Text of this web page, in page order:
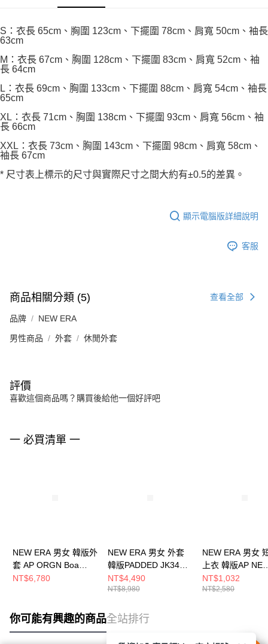
S：衣長 65cm、胸圍 123cm、下擺圍 78cm、肩寬 50cm、袖長
63cm
M：衣長 67cm、胸圍 128cm、下擺圍 83cm、肩寬 52cm、袖
長 64cm
L：衣長 69cm、胸圍 133cm、下擺圍 88cm、肩寬 54cm、袖長
65cm
XL：衣長 71cm、胸圍 138cm、下擺圍 93cm、肩寬 56cm、袖
長 66cm
XXL：衣長 73cm、胸圍 143cm、下擺圍 98cm、肩寬 58cm、
袖長 67cm
* 尺寸表上標示的尺寸與實際尺寸之間大約有±0.5的差異。
顯示電腦版詳細說明
客服
商品相關分類 (5) 查看全部
品牌 NEW ERA
男性商品 外套 休閒外套
評價
喜歡這個商品嗎？購買後給他一個好評吧
一 必買清單 一
NEW ERA 男女 韓版外
套 AP ORGN Boa
Neck Padded JK54 午
NT$6,780
NEW ERA 男女 外套
韓版PADDED JK34
NE NE13781085
NT$4,490
NT$8,980
NEW ERA 男女
上衣 韓版AP NE
BLACK LABEL
RS42
NT$1,032
NT$2,580
你可能有興趣的商品全站排行